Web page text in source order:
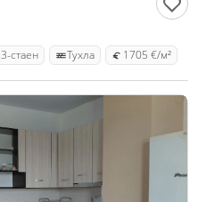
3-стаен Тухла 1705 €/м²